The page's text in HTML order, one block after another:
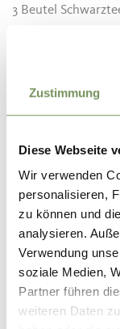
Zustimmung
Diese Webseite
Wir verwenden
personalisieren,
zu können und
analysieren.
Verwendung
soziale Medien,
Partner führen
weiteren Daten
3 Beutel
Zubereitung
schneiden. Diese
Schwarztee und
Immer wieder mal
und noch heiß in
TIPP:Mit
Minze wird’s ein